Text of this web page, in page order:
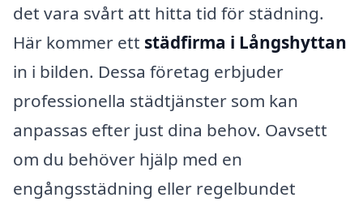
det vara svårt att hitta tid för städning.
Här kommer ett städfirma i Långshyttan
in i bilden. Dessa företag erbjuder
professionella städtjänster som kan
anpassas efter just dina behov. Oavsett
om du behöver hjälp med en
engångsstädning eller regelbundet